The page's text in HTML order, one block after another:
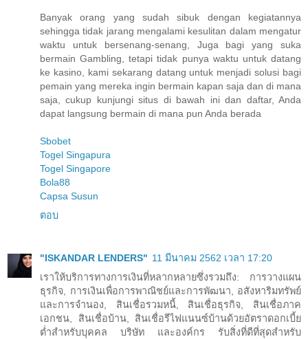
Banyak orang yang sudah sibuk dengan kegiatannya
sehingga tidak jarang mengalami kesulitan dalam mengatur
waktu untuk bersenang-senang, Juga bagi yang suka
bermain Gambling, tetapi tidak punya waktu untuk datang
ke kasino, kami sekarang datang untuk menjadi solusi bagi
pemain yang mereka ingin bermain kapan saja dan di mana
saja, cukup kunjungi situs di bawah ini dan daftar, Anda
dapat langsung bermain di mana pun Anda berada
Sbobet
Togel Singapura
Togel Singapore
Bola88
Capsa Susun
ตอบ
"ISKANDAR LENDERS" 11 มีนาคม 2562 เวลา 17:20
เราให้บริการทางการเงินที่หลากหลายซึ่งรวมถึง: การวางแผน
ธุรกิจ, การเงินเพื่อการพาณิชย์และการพัฒนา, อสังหาริมทรัพย์
และการจำนอง, สินเชื่อรวมหนี้, สินเชื่อธุรกิจ, สินเชื่อภาค
เอกชน, สินเชื่อบ้าน, สินเชื่อรีไฟแนนซ์บ้านด้วยอัตราดอกเบี้ย
ต่ำสำหรับบุคคล บริษัท และองค์กร รับสิ่งที่ดีที่สุดสำหรับ